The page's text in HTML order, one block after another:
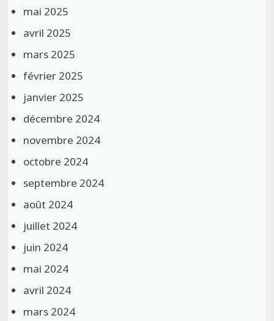
mai 2025
avril 2025
mars 2025
février 2025
janvier 2025
décembre 2024
novembre 2024
octobre 2024
septembre 2024
août 2024
juillet 2024
juin 2024
mai 2024
avril 2024
mars 2024